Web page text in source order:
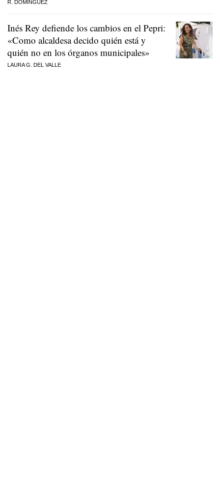
R. DOMÍNGUEZ
Inés Rey defiende los cambios en el Pepri:
«Como alcaldesa decido quién está y
quién no en los órganos municipales»
LAURA G. DEL VALLE